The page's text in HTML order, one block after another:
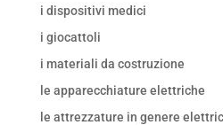
i dispositivi medici
i giocattoli
i materiali da costruzione
le apparecchiature elettriche
le attrezzature in genere